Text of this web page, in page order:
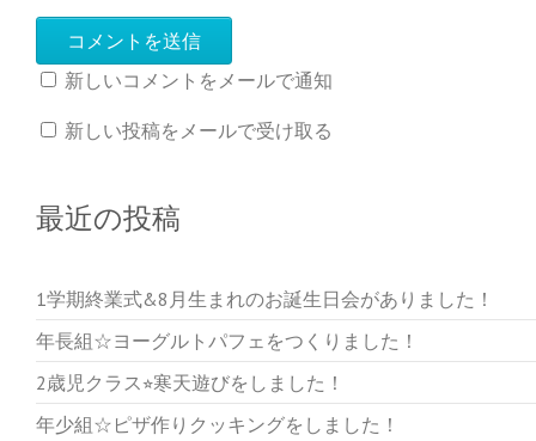
新しいコメントをメールで通知
新しい投稿をメールで受け取る
最近の投稿
1学期終業式&8月生まれのお誕生日会がありました！
年長組☆ヨーグルトパフェをつくりました！
2歳児クラス⭐︎寒天遊びをしました！
年少組☆ピザ作りクッキングをしました！